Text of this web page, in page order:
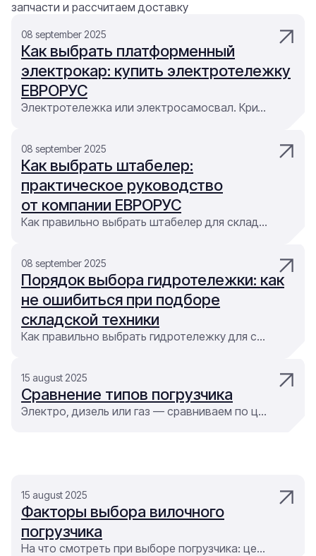
запчасти и рассчитаем доставку
08 september 2025
Как выбрать платформенный
электрокар: купить электротележку
ЕВРОРУС
Электротележка или электросамосвал. Критерии выбора по грузоподъёмности, батарее и кабине. Купить складскую технику ЕВРОРУС — электрокары, тележки и аккумуляторы
08 september 2025
Как выбрать штабелер:
практическое руководство
от компании ЕВРОРУС
Как правильно выбрать штабелер для склада или магазина: виды, особенности и советы. Подбор складской техники от компании ЕВРОРУС. Поможем купить штабелер, электропогрузчик или гидравлическую тележку под ваши задачи
08 september 2025
Порядок выбора гидротележки: как
не ошибиться при подборе
складской техники
Как правильно выбрать гидротележку для склада: обзор видов, критерии выбора, плюсы и минусы. Подбор складской техники от компании ЕВРОРУС. Поможем купить погрузчик, штабелер, ричтрак или гидравлическую тележку под ваши задачи
15 august 2025
Сравнение типов погрузчика
Электро, дизель или газ — сравниваем по цене, ресурсу, экологии и условиям эксплуатации
15 august 2025
Факторы выбора вилочного
погрузчика
На что смотреть при выборе погрузчика: цена, груз, условия, покрытие, высота подъёма и маршрут движения